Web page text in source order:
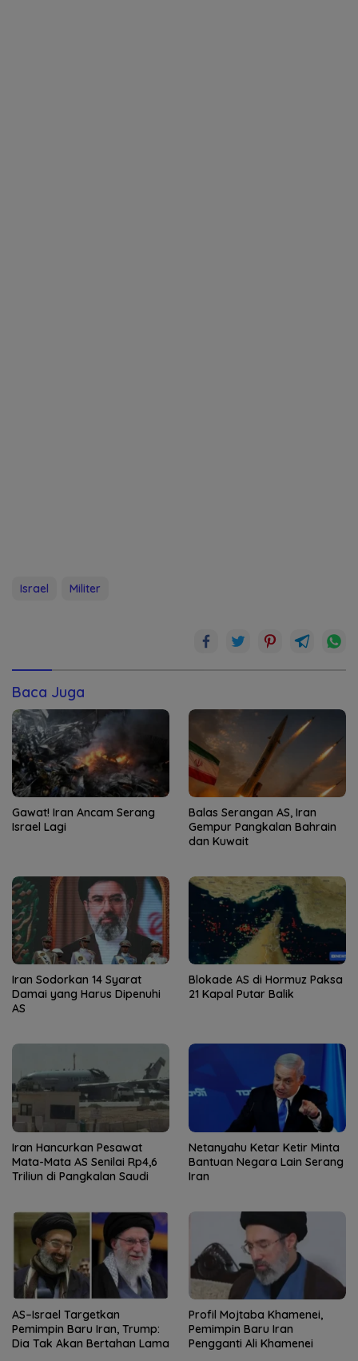
Israel Militer
Baca Juga
Gawat! Iran Ancam Serang
Israel Lagi
Balas Serangan AS, Iran
Gempur Pangkalan Bahrain
dan Kuwait
Iran Sodorkan 14 Syarat
Damai yang Harus Dipenuhi
AS
Blokade AS di Hormuz Paksa
21 Kapal Putar Balik
Iran Hancurkan Pesawat
Mata-Mata AS Senilai Rp4,6
Triliun di Pangkalan Saudi
Netanyahu Ketar Ketir Minta
Bantuan Negara Lain Serang
Iran
AS–Israel Targetkan
Pemimpin Baru Iran, Trump:
Dia Tak Akan Bertahan Lama
Profil Mojtaba Khamenei,
Pemimpin Baru Iran
Pengganti Ali Khamenei